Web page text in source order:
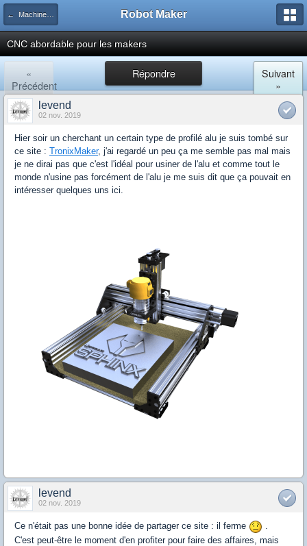
← Machines de fabrication Robot Maker
CNC abordable pour les makers
Répondre
«
Précédent
Suivant
»
levend
02 nov. 2019
Hier soir un cherchant un certain type de profilé alu je suis tombé sur
ce site : TronixMaker, j'ai regardé un peu ça me semble pas mal mais
je ne dirai pas que c'est l'idéal pour usiner de l'alu et comme tout le
monde n'usine pas forcément de l'alu je me suis dit que ça pouvait en
intéresser quelques uns ici.
levend
02 nov. 2019
Ce n'était pas une bonne idée de partager ce site : il ferme
.
C'est peut-être le moment d'en profiter pour faire des affaires, mais